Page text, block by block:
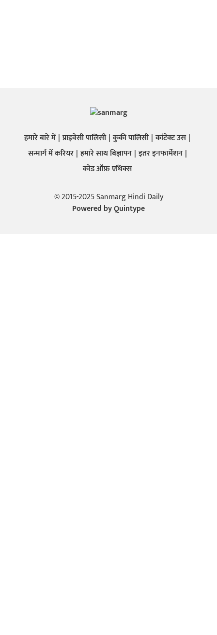
हमारे बारे में प्राइवेसी पालिसी कुकी पालिसी कांटेक्ट उस
सन्मार्ग में करियर हमारे साथ बिज्ञापन इतर इनफार्मेशन
कोड ऑफ़ एथिक्स
© 2015-2025 Sanmarg Hindi Daily
Powered byQuintype